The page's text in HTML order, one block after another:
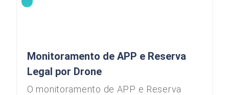
Monitoramento de APP e Reserva
Legal por Drone
O monitoramento de APP e Reserva